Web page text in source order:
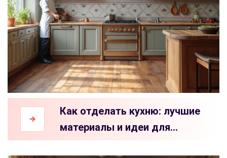
Как отделать кухню: лучшие
материалы и идеи для
вашего интерьера